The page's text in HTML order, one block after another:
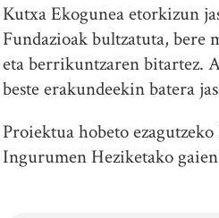
Kutxa Ekogunea etorkizun
Fundazioak bultzatuta, bere
eta berrikuntzaren bitartez.
beste erakundeekin batera
Proiektua hobeto
Ingurumen Heziketako